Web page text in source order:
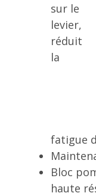
sur le
levier,
réduit
la
fatigue
Bloc
haute